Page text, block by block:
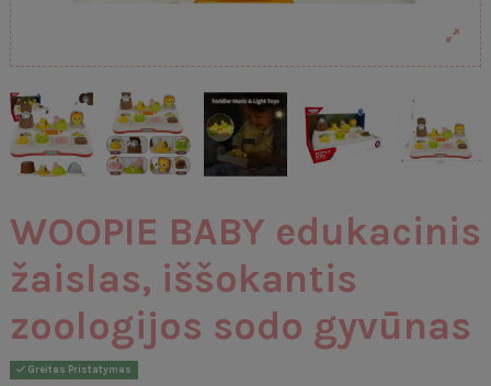
WOOPIE BABY edukacinis
žaislas, iššokantis
zoologijos sodo gyvūnas
Greitas Pristatymas